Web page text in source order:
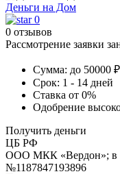
Деньги на Дом
0
0 отзывов
Рассмотрение заявки
Сумма: до 50000 ₽
Срок: 1 - 14 дней
Ставка от 0%
Одобрение
Получить деньги
ЦБ РФ
ООО МКК «Вердон»; в
№1187847193896